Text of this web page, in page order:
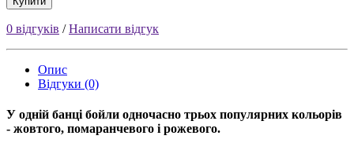
0 відгуків /Написати відгук
Опис
Відгуки (0)
У одній банці бойли одночасно трьох популярних кольорів
- жовтого, помаранчевого і рожевого.